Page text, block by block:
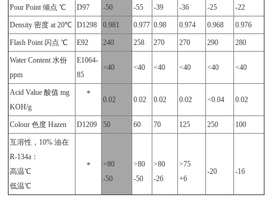
Pour Point 倾点 ℃ D97 -50 -55 -39 -36 -25 -22
Density 密度 at 20℃ D1298 0.981 0.977 0.98 0.974 0.968 0.976
Flash Point 闪点 ℃ E92 240 258 270 270 290 280
Water Content 水份
ppm
E1064-
85
<40 <40 <40 <40 <40 <40
Acid Value 酸值 mg
KOH/g
*
0.02 0.02 0.02 0.02 <0.04 0.02
Colour 色度 Hazen D1209 50 60 70 125 250 100
互溶性，10% 油在
R-134a：
高温℃
低温℃
*
>80
-50
>80
-50
>80
-26
>75
+6
-20 -16